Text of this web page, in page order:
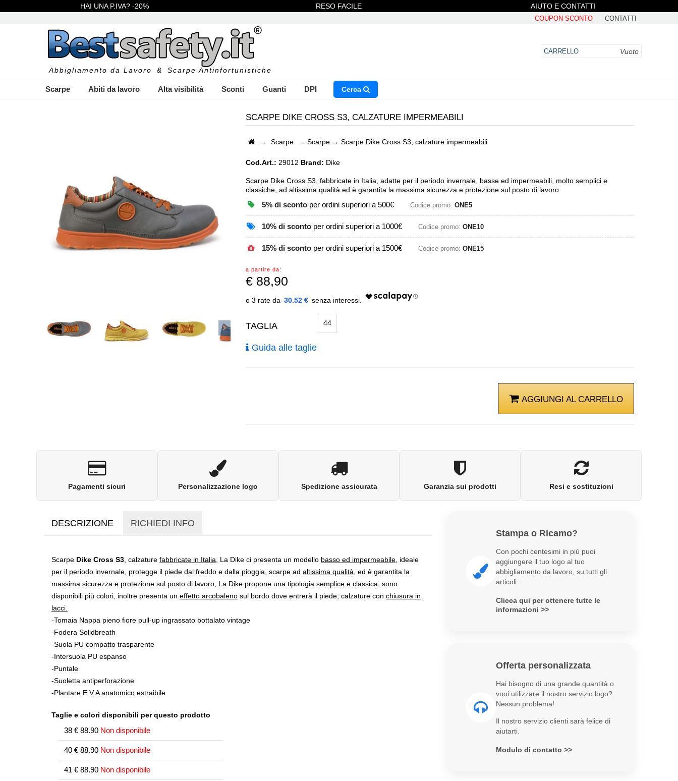
HAI UNA P.IVA? -20% RESO FACILE AIUTO E CONTATTI
COUPON SCONTO CONTATTI
Abbigliamento da Lavoro & Scarpe Antinfortunistiche
CARRELLO Vuoto
Scarpe Abiti da lavoro Alta visibilità Sconti Guanti DPI Cerca
SCARPE DIKE CROSS S3, CALZATURE IMPERMEABILI
→ Scarpe → Scarpe→ Scarpe Dike Cross S3, calzature impermeabili
Cod.Art.: 29012 Brand: Dike
Scarpe Dike Cross S3, fabbricate in Italia, adatte per il periodo invernale, basse ed impermeabili, molto semplici e
classiche, ad altissima qualità ed è garantita la massima sicurezza e protezione sul posto di lavoro
5% di scontoper ordini superiori a 500€ Codice promo: ONE5
10% di scontoper ordini superiori a 1000€ Codice promo: ONE10
15% di scontoper ordini superiori a 1500€ Codice promo: ONE15
a partire da:
€ 88,90
30.52 €
TAGLIA 44
Guida alle taglie
AGGIUNGI AL CARRELLO
Pagamenti sicuri Personalizzazione logo Spedizione assicurata Garanzia sui prodotti Resi e sostituzioni
DESCRIZIONE RICHIEDI INFO
Scarpe Dike Cross S3, calzature fabbricate in Italia, La Dike ci presenta un modello basso ed impermeabile, ideale
per il periodo invernale, protegge il piede dal freddo e dalla pioggia, scarpe ad altissima qualità, ed è garantita la
massima sicurezza e protezione sul posto di lavoro, La Dike propone una tipologia semplice e classica, sono
disponibili più colori, inoltre presenta un effetto arcobaleno sul bordo dove entrerà il piede, calzature con chiusura in
lacci.
-Tomaia Nappa pieno fiore pull-up ingrassato bottalato vintage
-Fodera Solidbreath
-Suola PU compatto trasparente
-Intersuola PU espanso
-Puntale
-Suoletta antiperforazione
-Plantare E.V.A anatomico estraibile
Taglie e colori disponibili per questo prodotto
38 € 88.90 Non disponibile
40 € 88.90 Non disponibile
41 € 88.90 Non disponibile
Stampa o Ricamo?
Con pochi centesimi in più puoi
aggiungere il tuo logo al tuo
abbigliamento da lavoro, su tutti gli
articoli.
Clicca qui per ottenere tutte le
informazioni >>
Offerta personalizzata
Hai bisogno di una grande quantità o
vuoi utilizzare il nostro servizio logo?
Nessun problema!
Il nostro servizio clienti sarà felice di
aiutarti.
Modulo di contatto >>